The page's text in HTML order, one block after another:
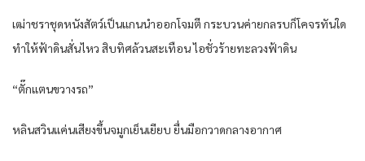
เฒ่าชรา​ชุด​หนัง​สัตว์​เป็น​แกนนำ​ออก​โจมตี​ กระบวน​ค่าย​กล​รบ​ก็​โคจร​ทันใด​
ทำให้​ฟ้าดิน​สั่น​ไหว​ สิบ​ทิศ​ล้วน​สะเทือน​ ไอ​ชั่วร้าย​ทะลวง​ฟ้าดิน​
“ตั๊กแตน​ขวาง​รถ​”
หลิน​สวิน​แค่น​เสียง​ขึ้น​จมูก​เย็นเยียบ​ ยื่นมือ​กวาด​กลางอากาศ​